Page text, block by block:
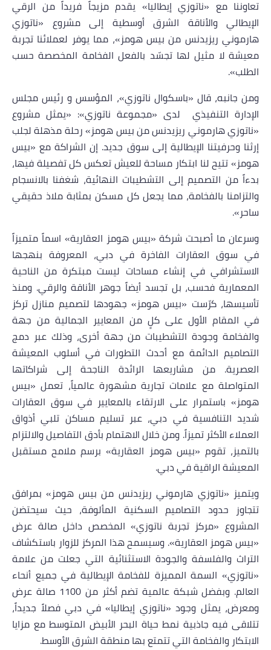
تعاوننا مع «ناتوزي إيطاليا» يقدم مزيجاً فريداً من الرقي
الإيطالي والأناقة الشرق أوسطية إلى مشروع «ناتوزي
هارموني ريزيدنس من بيس هومز»، مما يوفر لعملائنا تجربة
معيشة لا مثيل لها تجسّد بالفعل الفخامة المخصصة حسب
الطلب».
ومن جانبه، قال «باسكوال ناتوزي»، المؤسس و رئيس مجلس
الإدارة التنفيذي لدى «مجموعة ناتوزي»: «يمثل مشروع
«ناتوزي هارموني ريزيدنسمن بيس هومز» رحلة مذهلة لجلب
إرثنا وحرفيتنا الإيطالية إلى سوق جديد. إن الشراكة مع «بيس
هومز» تتيح لنا ابتكار مساحة للعيش تعكس كل تفصيلة فيها،
بدءاً من التصميم إلى التشطيبات النهائية، شغفنا بالانسجام
والتزامنا بالفخامة، مما يجعل كل مسكن بمثابة ملاذ حقيقي
ساحر».
وسرعان ما أصبحت شركة «بيس هومز العقارية» اسماً متميزاً
في سوق العقارات الفاخرة في دبي، المعروفة بنهجها
الاستشرافي في إنشاء مساحات ليست مبتكرة من الناحية
المعمارية فحسب، بل تجسد أيضاً جوهر الأناقة والرقي. ومنذ
تأسيسها، كرّست «بيس هومز» جهودها لتصميم منازل تركز
في المقام الأول على كلٍ من المعايير الجمالية من جهة
والفخامة وجودة التشطيباتمن جهة أخرى، وذلك عبر دمج
التصاميم الدائمة مع أحدث التطورات في أسلوب المعيشة
العصرية. من مشاريعها الرائدة الناجحة إلى شراكاتها
المتواصلة مع علامات تجارية مشهورة عالمياً، تعمل «بيس
هومز» باستمرار على الارتقاء بالمعايير في سوق العقارات
شديد التنافسية في دبي، عبر تسليم مساكن تلبي أذواق
العملاء الأكثر تميزاً. ومن خلال الاهتمام بأدق التفاصيل والالتزام
بالتميز، تقوم «بيس هومز العقارية» برسم ملامح مستقبل
المعيشة الراقية في دبي.
ويتميز «ناتوزي هارموني ريزيدنس من بيس هومز» بمرافق
تتجاوز حدود التصاميم السكنية المألوفة، حيث سيحتضن
المشروع «مركز تجربة ناتوزي» المخصص داخل صالة عرض
«بيس هومز العقارية». وسيسمح هذا المركز للزوار باستكشاف
التراث والفلسفة والجودة الاستثنائية التي جعلت من علامة
«ناتوزي» السمة المميزة للفخامة الإيطالية في جميع أنحاء
العالم. وبفضل شبكة عالمية تضم أكثر من 1100 صالة عرض
ومعرض، يمثل وجود «ناتوزي إيطاليا» في دبي فصلاً جديداً،
تتلاقى فيه جاذبية نمط حياة البحر الأبيض المتوسط مع مزايا
الابتكار والفخامة التي تتمتع بها منطقة الشرق الأوسط.